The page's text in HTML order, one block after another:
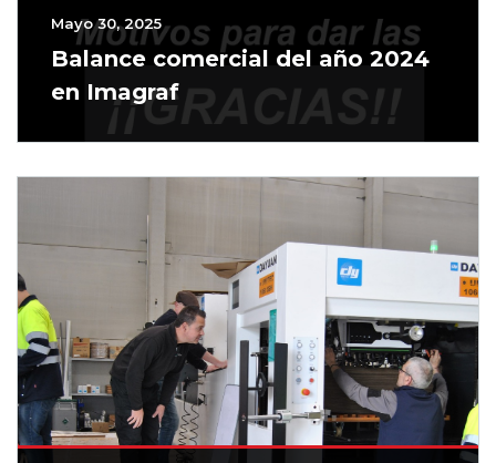
Mayo 30, 2025
Balance comercial del año 2024
en Imagraf